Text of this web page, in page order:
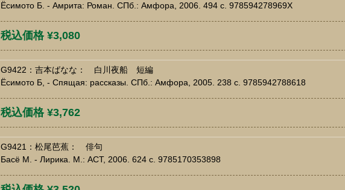
Ёсимото Б. - Амрита: Роман. СПб.: Амфора, 2006. 494 c. 978594278969X
税込価格 ¥3,080
G9422：吉本ばなな： 白川夜船 短編
Ёсимото Б, - Спящая: рассказы. СПб.: Амфора, 2005. 238 c. 9785942788618
税込価格 ¥3,762
G9421：松尾芭蕉： 俳句
Басё М. - Лирика. М.: АСТ, 2006. 624 c. 9785170353898